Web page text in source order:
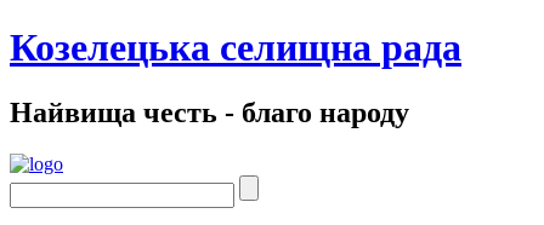
Козелецька селищна рада
Найвища честь - благо народу